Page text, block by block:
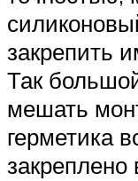
закрепить
Так
мешать
герметика